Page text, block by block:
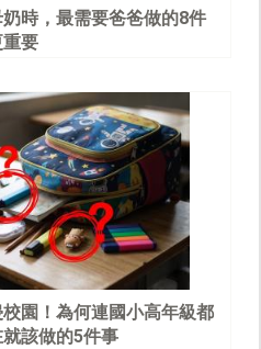
時，最需要爸爸做的8件
要
園！為何連國小高年級都
該做的5件事